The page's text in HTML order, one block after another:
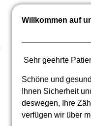
Willkommen auf
Sehr geehrte
Schöne und
Ihnen Sicherheit
deswegen, Ihre
verfügen wir über